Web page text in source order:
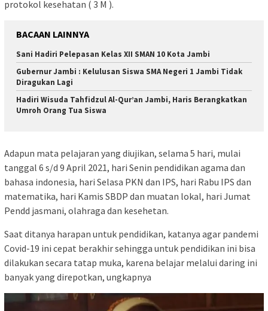
protokol kesehatan ( 3 M ).
BACAAN LAINNYA
Sani Hadiri Pelepasan Kelas XII SMAN 10 Kota Jambi
Gubernur Jambi : Kelulusan Siswa SMA Negeri 1 Jambi Tidak
Diragukan Lagi
Hadiri Wisuda Tahfidzul Al-Qur’an Jambi, Haris Berangkatkan
Umroh Orang Tua Siswa
Adapun mata pelajaran yang diujikan, selama 5 hari, mulai
tanggal 6 s/d 9 April 2021, hari Senin pendidikan agama dan
bahasa indonesia, hari Selasa PKN dan IPS, hari Rabu IPS dan
matematika, hari Kamis SBDP dan muatan lokal, hari Jumat
Pendd jasmani, olahraga dan kesehetan.
Saat ditanya harapan untuk pendidikan, katanya agar pandemi
Covid-19 ini cepat berakhir sehingga untuk pendidikan ini bisa
dilakukan secara tatap muka, karena belajar melalui daring ini
banyak yang direpotkan, ungkapnya